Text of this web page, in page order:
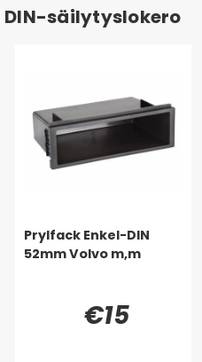
DIN-säilytyslokero
Prylfack Enkel-DIN
52mm Volvo m,m
€15